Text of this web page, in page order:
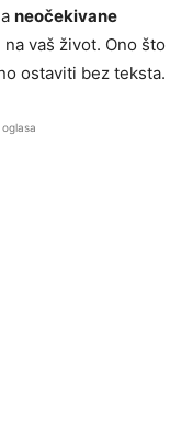
neočekivane
vaš život. Ono što
ostaviti bez teksta.